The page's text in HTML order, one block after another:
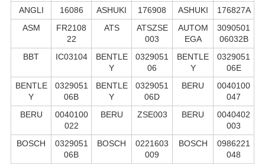
ANGLI 16086 ASHUKI 176908 ASHUKI
176827A
ASM
FR2108
22
ATS
ATSZSE
003
AUTOM
EGA
3090501
06032B
BBT
IC03104
BENTLE
Y
0329051
06
BENTLE
Y
0329051
06E
BENTLE
Y
0329051
06B
BENTLE
Y
0329051
06D
BERU
0040100
047
BERU
0040100
022
BERU ZSE003 BERU
0040402
003
BOSCH
0329051
06B
BOSCH
0221603
009
BOSCH
0986221
048